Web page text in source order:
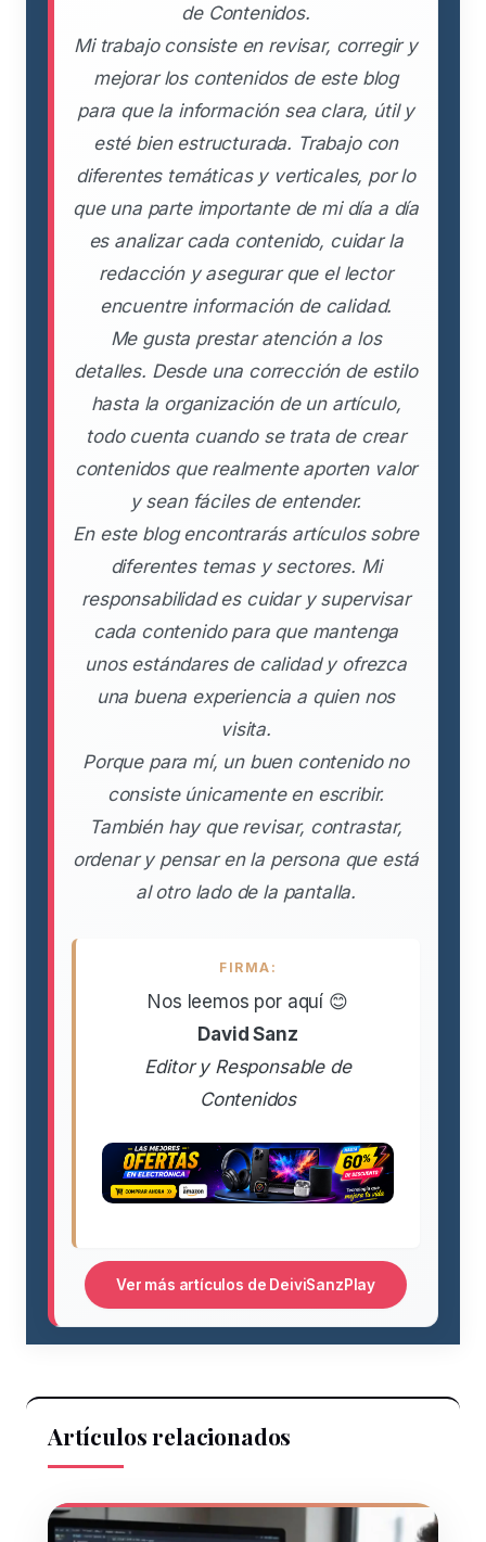
de Contenidos.
Mi trabajo consiste en revisar, corregir y
mejorar los contenidos de este blog
para que la información sea clara, útil y
esté bien estructurada. Trabajo con
diferentes temáticas y verticales, por lo
que una parte importante de mi día a día
es analizar cada contenido, cuidar la
redacción y asegurar que el lector
encuentre información de calidad.
Me gusta prestar atención a los
detalles. Desde una corrección de estilo
hasta la organización de un artículo,
todo cuenta cuando se trata de crear
contenidos que realmente aporten valor
y sean fáciles de entender.
En este blog encontrarás artículos sobre
diferentes temas y sectores. Mi
responsabilidad es cuidar y supervisar
cada contenido para que mantenga
unos estándares de calidad y ofrezca
una buena experiencia a quien nos
visita.
Porque para mí, un buen contenido no
consiste únicamente en escribir.
También hay que revisar, contrastar,
ordenar y pensar en la persona que está
al otro lado de la pantalla.
FIRMA:
Nos leemos por aquí 😊
David Sanz
Editor y Responsable de
Contenidos
Ver más artículos de DeiviSanzPlay
Artículos relacionados